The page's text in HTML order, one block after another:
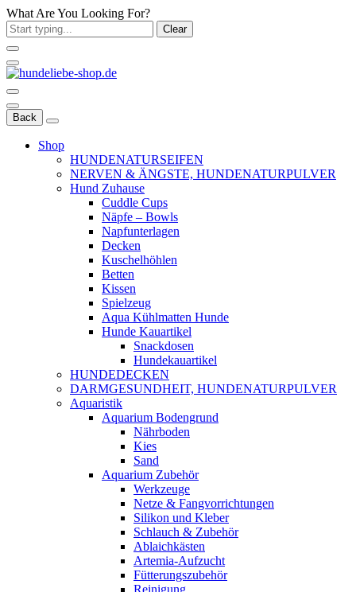
What Are You Looking For?
Clear
Back
Shop
HUNDENATURSEIFEN
NERVEN & ÄNGSTE, HUNDENATURPULVER
Hund Zuhause
Cuddle Cups
Näpfe – Bowls
Napfunterlagen
Decken
Kuschelhöhlen
Betten
Kissen
Spielzeug
Aqua Kühlmatten Hunde
Hunde Kauartikel
Snackdosen
Hundekauartikel
HUNDEDECKEN
DARMGESUNDHEIT, HUNDENATURPULVER
Aquaristik
Aquarium Bodengrund
Nährboden
Kies
Sand
Aquarium Zubehör
Werkzeuge
Netze & Fangvorrichtungen
Silikon und Kleber
Schlauch & Zubehör
Ablaichkästen
Artemia-Aufzucht
Fütterungszubehör
Reinigung